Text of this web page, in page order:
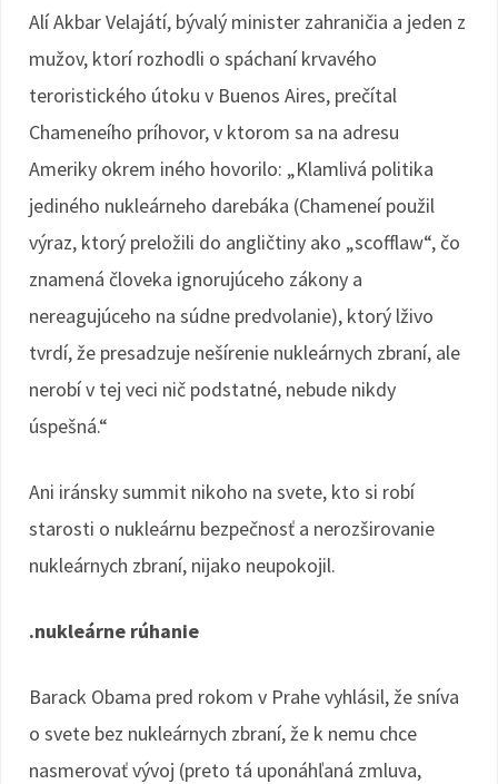
Alí Akbar Velajátí, bývalý minister zahraničia a jeden z
mužov, ktorí rozhodli o spáchaní krvavého
teroristického útoku v Buenos Aires, prečítal
Chameneího príhovor, v ktorom sa na adresu
Ameriky okrem iného hovorilo: „Klamlivá politika
jediného nukleárneho darebáka (Chameneí použil
výraz, ktorý preložili do angličtiny ako „scofflaw“, čo
znamená človeka ignorujúceho zákony a
nereagujúceho na súdne predvolanie), ktorý lživo
tvrdí, že presadzuje nešírenie nukleárnych zbraní, ale
nerobí v tej veci nič podstatné, nebude nikdy
úspešná.“
Ani iránsky summit nikoho na svete, kto si robí
starosti o nukleárnu bezpečnosť a nerozširovanie
nukleárnych zbraní, nijako neupokojil.
.nukleárne rúhanie
Barack Obama pred rokom v Prahe vyhlásil, že sníva
o svete bez nukleárnych zbraní, že k nemu chce
nasmerovať vývoj (preto tá uponáhľaná zmluva,